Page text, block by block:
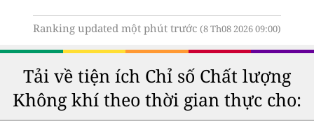
Ranking updated một phút trước (8 Th08 2026 09:00)
Tải về tiện ích Chỉ số Chất lượng
Không khí theo thời gian thực cho: